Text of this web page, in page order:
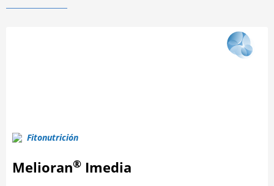
Fitonutrición
Melioran® Imedia